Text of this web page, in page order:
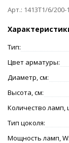
Арт.: 1413T1/6/200-
Тип:
Цвет арматуры:
Диаметр, см:
Высота, см:
Количество ламп,
Тип цоколя:
Мощность ламп, W: